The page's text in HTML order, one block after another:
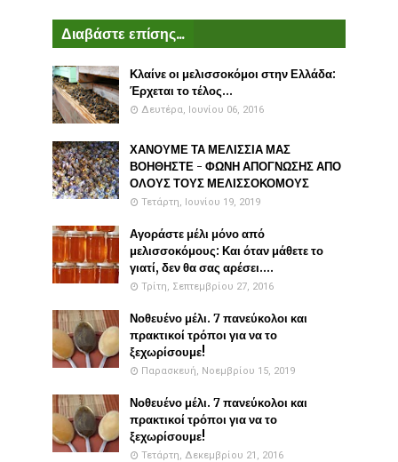
Διαβάστε επίσης...
Κλαίνε οι μελισσοκόμοι στην Ελλάδα:
Έρχεται το τέλος...
Δευτέρα, Ιουνίου 06, 2016
ΧΑΝΟΥΜΕ ΤΑ ΜΕΛΙΣΣΙΑ ΜΑΣ
ΒΟΗΘΗΣΤΕ - ΦΩΝΗ ΑΠΟΓΝΩΣΗΣ ΑΠΟ
ΟΛΟΥΣ ΤΟΥΣ ΜΕΛΙΣΣΟΚΟΜΟΥΣ
Τετάρτη, Ιουνίου 19, 2019
Αγοράστε μέλι μόνο από
μελισσοκόμους: Και όταν μάθετε το
γιατί, δεν θα σας αρέσει....
Τρίτη, Σεπτεμβρίου 27, 2016
Νοθευένο μέλι. 7 πανεύκολοι και
πρακτικοί τρόποι για να το
ξεχωρίσουμε!
Παρασκευή, Νοεμβρίου 15, 2019
Νοθευένο μέλι. 7 πανεύκολοι και
πρακτικοί τρόποι για να το
ξεχωρίσουμε!
Τετάρτη, Δεκεμβρίου 21, 2016